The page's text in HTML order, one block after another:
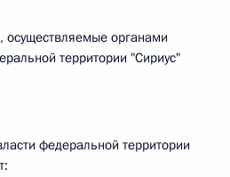
осуществляемые органами
территории "Сириус"
федеральной территории